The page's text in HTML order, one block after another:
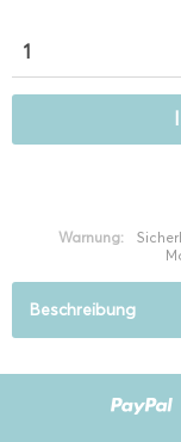
Warnung:
Beschreibung